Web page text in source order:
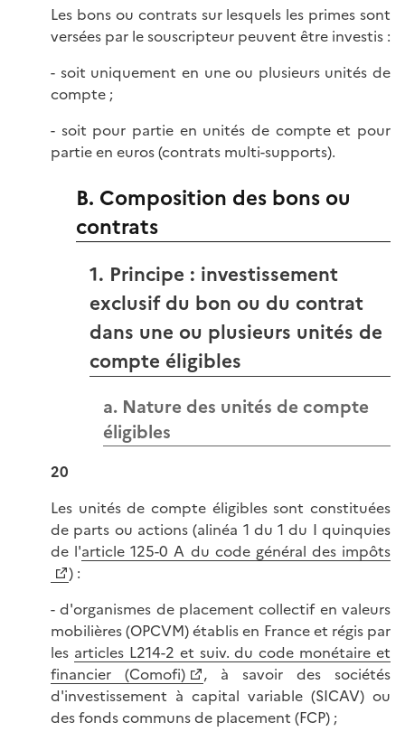
Les bons ou contrats sur lesquels les primes sont
versées par le souscripteur peuvent être investis :
- soit uniquement en une ou plusieurs unités de
compte ;
- soit pour partie en unités de compte et pour
partie en euros (contrats multi-supports).
B. Composition des bons ou
contrats
1. Principe : investissement
exclusif du bon ou du contrat
dans une ou plusieurs unités de
compte éligibles
a. Nature des unités de compte
éligibles
20
Les unités de compte éligibles sont constituées
de parts ou actions (alinéa 1 du 1 du I quinquies
de l'article 125-0 A du code général des impôts
) :
- d'organismes de placement collectif en valeurs
mobilières (OPCVM) établis en France et régis par
les articles L214-2 et suiv. du code monétaire et
financier (Comofi)
, à savoir des sociétés
d'investissement à capital variable (SICAV) ou
des fonds communs de placement (FCP) ;